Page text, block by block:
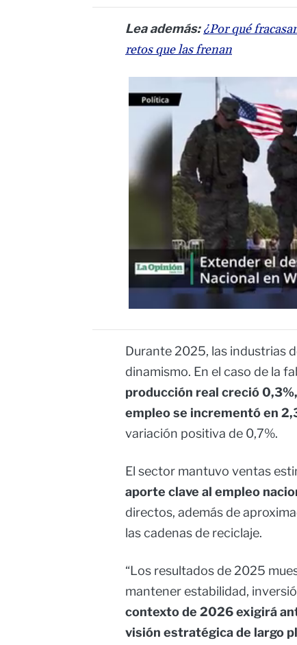
Lea además:¿Por qué
retos que las frenan
Durante 2025, las industrias
dinamismo. En el caso de la
producción real creció
empleo se incrementó en
variación positiva de 0,7%.
El sector mantuvo ventas
aporte clave al empleo
directos, además de
las cadenas de reciclaje.
“Los resultados de 2025
mantener estabilidad,
contexto de 2026 exigirá
visión estratégica de largo